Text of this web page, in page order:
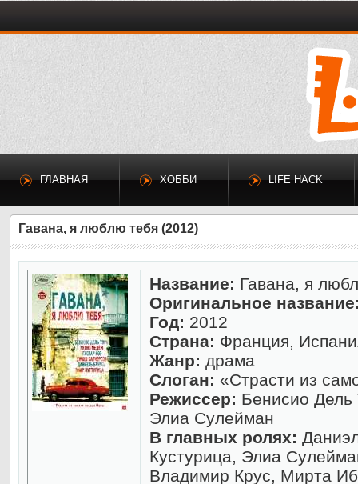
ГЛАВНАЯ ХОББИ LIFE HACK
Гавана, я люблю тебя (2012)
Название: Гавана, я
Оригинальное
Год: 2012
Страна: Франция,
Жанр: драма
Слоган: «Страсти из
Режиссер: Бенисио
Элиа Сулейман
В главных ролях:
Кустурица, Элиа
Владимир Крус, Мирта